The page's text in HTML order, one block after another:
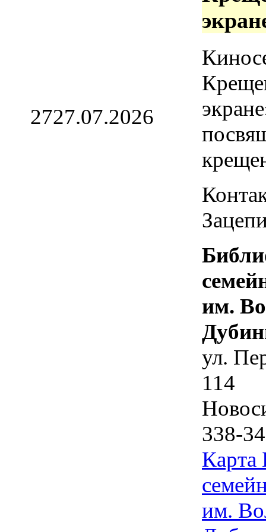
2727.07.2026
им.
ул.
114
338-
Карта
им.